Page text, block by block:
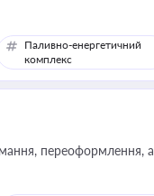
Паливно-енергетичний
комплекс
переоформлення,